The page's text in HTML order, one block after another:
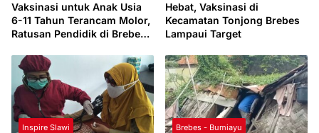
Vaksinasi untuk Anak Usia
6-11 Tahun Terancam Molor,
Ratusan Pendidik di Brebes
Hebat, Vaksinasi di
Kecamatan Tonjong Brebes
Lampaui Target
Inspire Slawi Brebes - Bumiayu